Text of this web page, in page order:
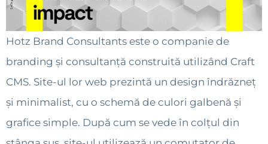
Hotz Brand Consultants este o companie de
branding și consultanță construită utilizând Craft
CMS. Site-ul lor web prezintă un design îndrăzneț
și minimalist, cu o schemă de culori galbenă și
grafice simple. După cum se vede în colțul din